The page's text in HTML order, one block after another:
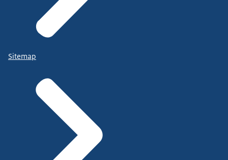
Sitemap